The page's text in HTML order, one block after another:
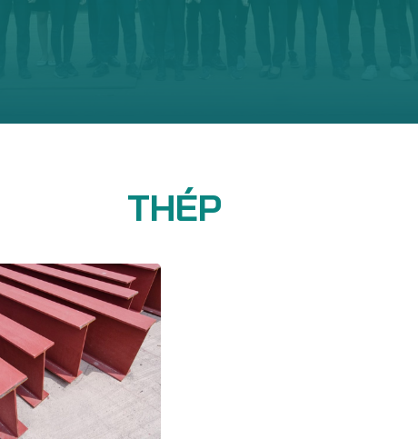
THÉP